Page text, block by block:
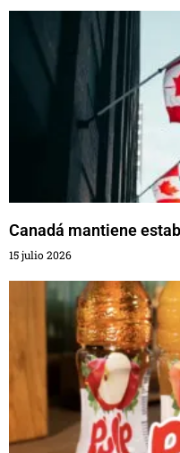
Canadá mantiene
15 julio 2026